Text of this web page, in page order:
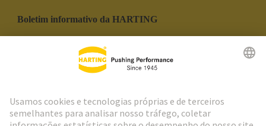
Boletim informativo da HARTING
Social Media